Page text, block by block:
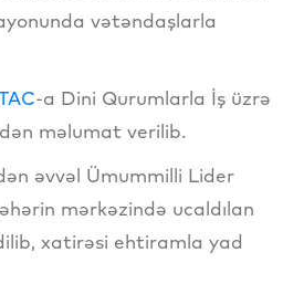
vətəndaşlarla
-a Dini Qurumlarla İş üzrə
məlumat verilib.
əvvəl Ümummilli Lider
mərkəzində ucaldılan
xatirəsi ehtiramla yad